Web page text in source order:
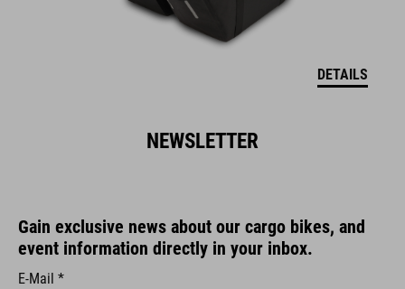
DETAILS
NEWSLETTER
Gain exclusive news about our cargo bikes, and
event information directly in your inbox.
E-Mail *